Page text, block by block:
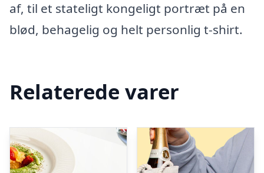
af, til et stateligt kongeligt portræt på en
blød, behagelig og helt personlig t-shirt.
Relaterede varer